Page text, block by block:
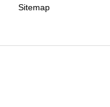
Sitemap